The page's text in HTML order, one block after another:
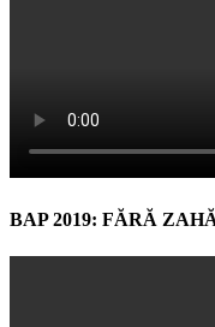
BAP 2019: FĂRĂ